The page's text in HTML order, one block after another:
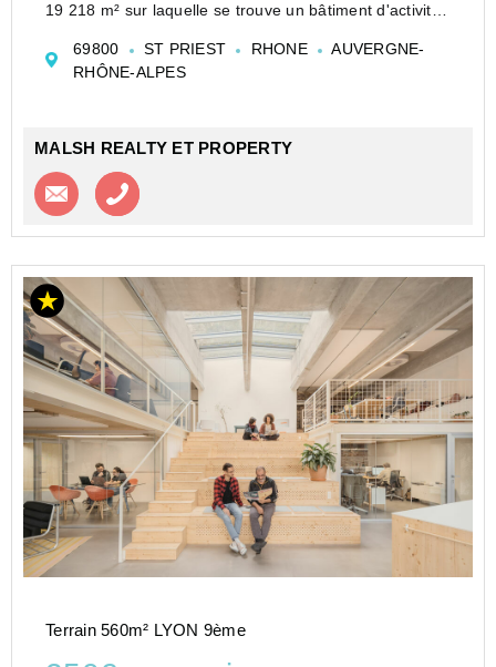
19 218 m² sur laquelle se trouve un bâtiment d'activités
automobile et de 2 portes s...
69800 ST PRIEST RHONE
AUVERGNE-
RHÔNE-ALPES
MALSH REALTY ET PROPERTY
Contacter l'agence
Terrain 560m² LYON 9ème